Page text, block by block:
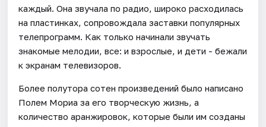
каждый. Она звучала по радио, широко расходилась
на пластинках, сопровождала заставки популярных
телепрограмм. Как только начинали звучать
знакомые мелодии, все: и взрослые, и дети - бежали
к экранам телевизоров.
Более полутора сотен произведений было написано
Полем Мориа за его творческую жизнь, а
количество аранжировок, которые были им созданы